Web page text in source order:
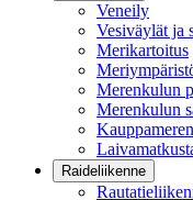
Veneily
Vesiväylät ja
Merikartoitus
Merenkulun
Merenkulun
Raideliikenne